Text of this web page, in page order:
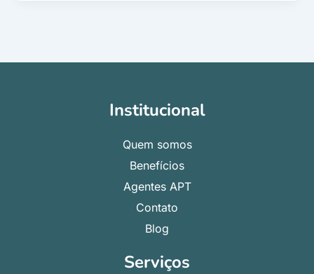
Institucional
Quem somos
Benefícios
Agentes APT
Contato
Blog
Serviços